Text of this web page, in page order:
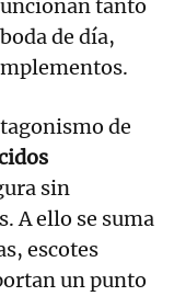
tanto
de día,
de
sin
A ello se suma
escotes
un punto